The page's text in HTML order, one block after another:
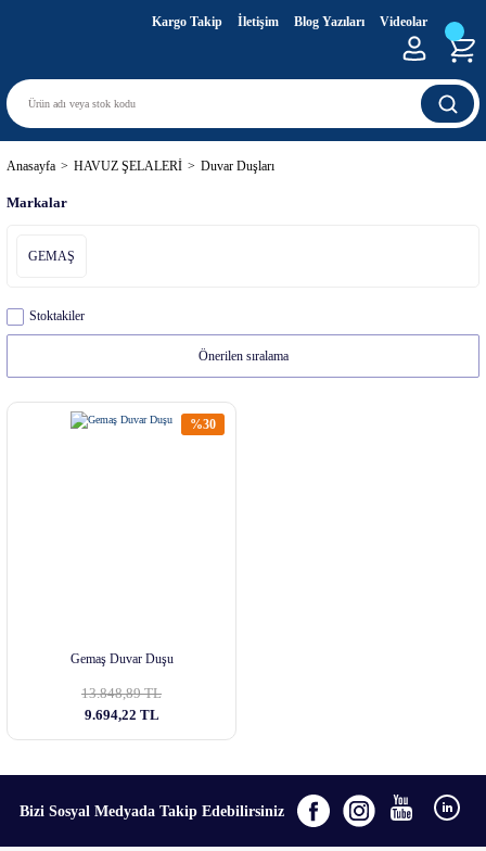
Kargo Takip İletişim Blog Yazıları Videolar
Anasayfa HAVUZ ŞELALERİ Duvar Duşları
Markalar
GEMAŞ
Stoktakiler
%30
Gemaş Duvar Duşu
13.848,89 TL
9.694,22 TL
Bizi Sosyal Medyada Takip Edebilirsiniz